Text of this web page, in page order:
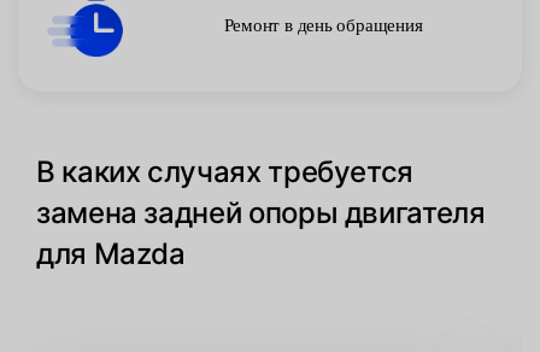
Ремонт в день обращения
В каких случаях требуется
замена задней опоры двигателя
для Mazda